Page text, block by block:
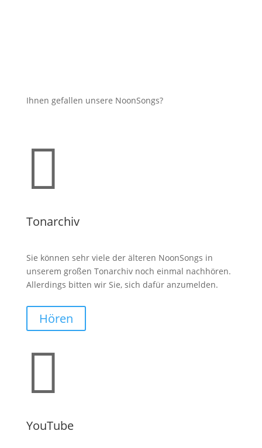
Ihnen gefallen unsere NoonSongs?

Tonarchiv
Sie können sehr viele der älteren NoonSongs in
unserem großen Tonarchiv noch einmal nachhören.
Allerdings bitten wir Sie, sich dafür anzumelden.
Hören

YouTube